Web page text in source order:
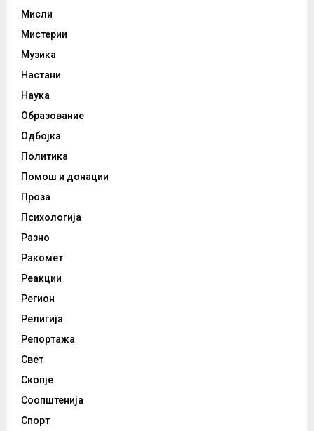
Мисли
Мистерии
Музика
Настани
Наука
Образование
Одбојка
Политика
Помош и донации
Проза
Психологија
Разно
Ракомет
Реакции
Регион
Религија
Репортажа
Свет
Скопје
Соопштенија
Спорт